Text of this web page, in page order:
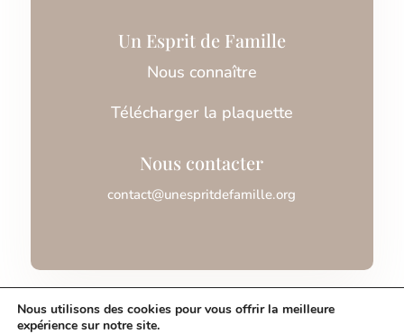
Un Esprit de Famille
Nous connaître
Télécharger la plaquette
Nous contacter
contact@unespritdefamille.org
Nous utilisons des cookies pour vous offrir la meilleure
expérience sur notre site.